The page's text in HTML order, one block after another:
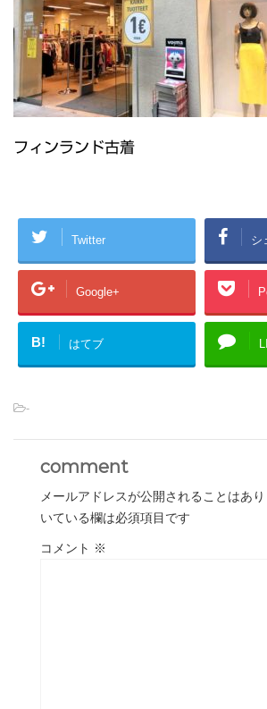
フィンランド古着
Twitter シ
Google+
B! はてブ
-
comment
メールアドレスが公開されることはあり
いている欄は必須項目です
コメント ※